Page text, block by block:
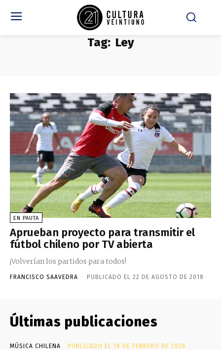
Tag: Ley
EN PAUTA
Aprueban proyecto para transmitir el
fútbol chileno por TV abierta
¡Volverían los partidos para todos!
FRANCISCO SAAVEDRA - PUBLICADO EL 22 DE AGOSTO DE 2018
Últimas publicaciones
MÚSICA CHILENA PUBLICADO EL 18 DE FEBRERO DE 2026